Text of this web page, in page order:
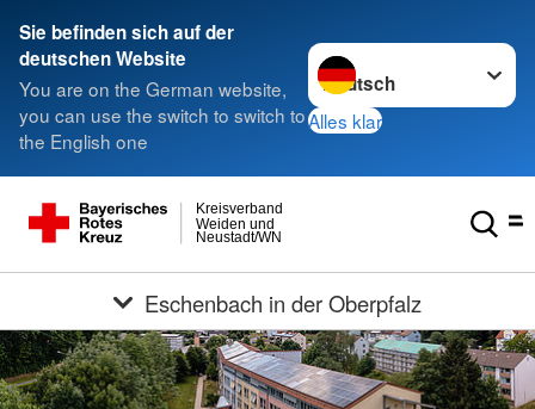
Sie befinden sich auf der
deutschen Website
You are on the German website,
you can use the switch to switch to
the English one
Sprache wechseln zu
Alles klar
Neustadt/WN
Weiden und
Kreisverband
Eschenbach in der Oberpfalz